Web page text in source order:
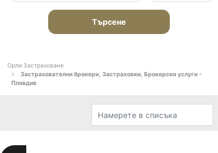
Търсене
Орли Застраховане
Застрахователни брокери, Застраховки, Брокерски услуги -
Пловдив